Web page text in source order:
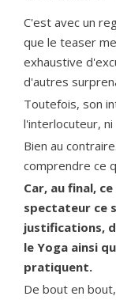
C'est avec un
que le teaser
exhaustive
d'autres
Toutefois, son
l'interlocuteur,
Bien au
comprendre ce
Car, au final,
spectateur ce
justifications,
le Yoga ainsi
pratiquent.
De bout en